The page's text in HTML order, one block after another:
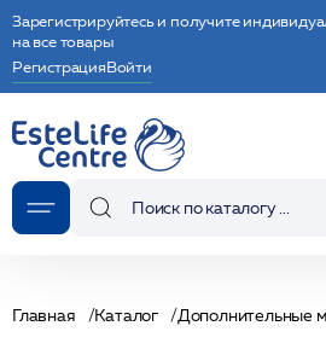
Зарегистрируйтесь и получите
на все товары
РегистрацияВойти
Главная Каталог Дополнительные